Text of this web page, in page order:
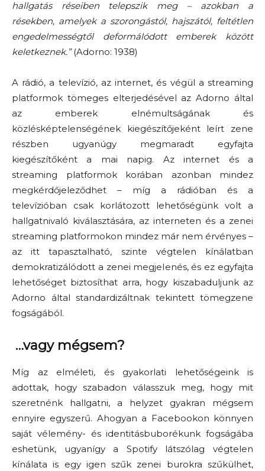
hallgatás réseiben telepszik meg – azokban a
résekben, amelyek a szorongástól, hajszától, feltétlen
engedelmességtől deformálódott emberek között
keletkeznek.” (Adorno: 1938)
A rádió, a televízió, az internet, és végül a streaming
platformok tömeges elterjedésével az Adorno által
az emberek elnémultságának és
közlésképtelenségének kiegészítőjeként leírt zene
részben ugyanúgy megmaradt
egyfajta
kiegészítőként a mai napig. Az internet és a
streaming platformok korában azonban mindez
megkérdőjeleződhet – míg a rádióban és a
televízióban csak korlátozott lehetőségünk volt a
hallgatnivaló kiválasztására, az interneten és a zenei
streaming platformokon mindez már nem érvényes –
az itt tapasztalható, szinte végtelen kínálatban
demokratizálódott a zenei megjelenés, és ez egyfajta
lehetőséget biztosíthat arra, hogy kiszabaduljunk az
Adorno
által standardizáltnak tekintett tömegzene
fogságából.
…vagy mégsem?
Míg az elméleti, és gyakorlati lehetőségeink is
adottak, hogy szabadon válasszuk meg, hogy mit
szeretnénk hallgatni, a helyzet gyakran mégsem
ennyire egyszerű. Ahogyan a Facebookon könnyen
saját vélemény- és identitásbuborékunk fogságába
eshetünk, ugyanígy a
Spotify
látszólag végtelen
kínálata is egy igen szűk zenei burokra szűkülhet,